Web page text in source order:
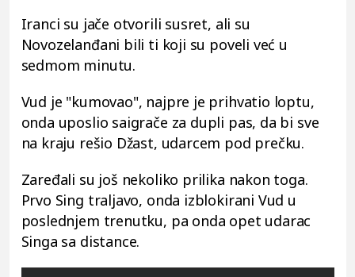
Iranci su jače otvorili susret, ali su
Novozelanđani bili ti koji su poveli već u
sedmom minutu.
Vud je "kumovao", najpre je prihvatio loptu,
onda uposlio saigrače za dupli pas, da bi sve
na kraju rešio Džast, udarcem pod prečku.
Zaređali su još nekoliko prilika nakon toga.
Prvo Sing traljavo, onda izblokirani Vud u
poslednjem trenutku, pa onda opet udarac
Singa sa distance.